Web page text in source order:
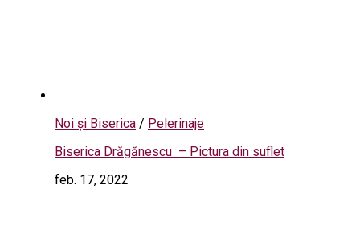
Noi și Biserica / Pelerinaje
Biserica Drăgănescu – Pictura din suflet
feb. 17, 2022